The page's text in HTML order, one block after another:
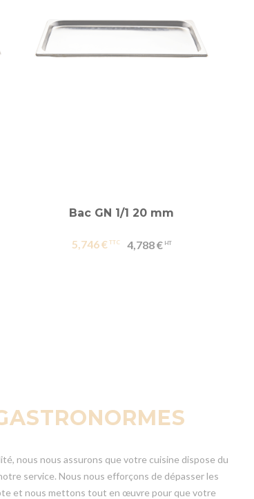
Bac GN 1/1 20 mm
5,746 € 4,788 €
nous nous assurons que votre cuisine dispose du
service. Nous nous efforçons de dépasser les
et nous mettons tout en œuvre pour que votre